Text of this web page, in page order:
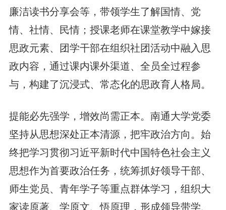
廉洁读书分享会等，带领学生了解国情、党
情、社情、民情；授课老师在课堂教学中嫁接
思政元素、团学干部在组织社团活动中融入思
政内容，通过课内课外渠道、全员全过程参
与，构建了沉浸式、常态化的思政育人格局。
提能必先强学，增效尚需正本。南通大学党委
坚持从思想深处正本清源，把牢政治方向。始
终把学习贯彻习近平新时代中国特色社会主义
思想作为首要政治任务，统筹抓好领导干部、
师生党员、青年学子等重点群体学习，组织大
家读原著、学原文、悟原理，形成领导带学、